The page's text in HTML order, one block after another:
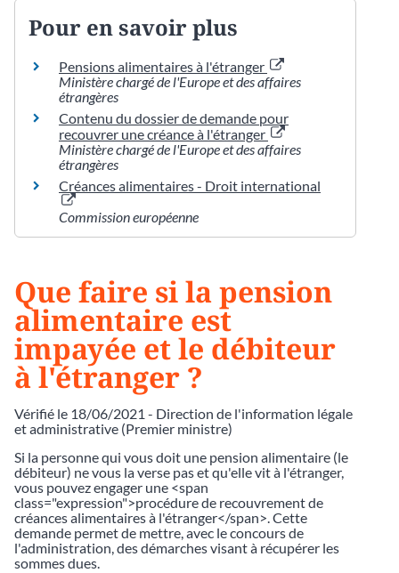
Pour en savoir plus
Pensions alimentaires à l'étranger
Ministère chargé de l'Europe et des affaires
étrangères
Contenu du dossier de demande pour
recouvrer une créance à l'étranger
Ministère chargé de l'Europe et des affaires
étrangères
Créances alimentaires - Droit international
Commission européenne
Que faire si la pension
alimentaire est
impayée et le débiteur
à l'étranger ?
Vérifié le 18/06/2021 - Direction de l'information légale
et administrative (Premier ministre)
Si la personne qui vous doit une pension alimentaire (le
débiteur) ne vous la verse pas et qu'elle vit à l'étranger,
vous pouvez engager une <span
class="expression">procédure de recouvrement de
créances alimentaires à l'étranger</span>. Cette
demande permet de mettre, avec le concours de
l'administration, des démarches visant à récupérer les
sommes dues.